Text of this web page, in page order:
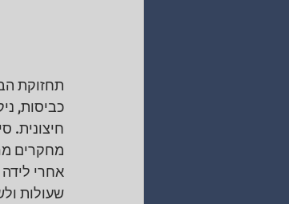
תחזוקת
כביסות,
חיצונית.
מחקרים
אחרי
שעולות